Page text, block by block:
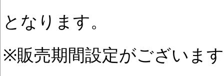
となります。
※販売期間設定がございま